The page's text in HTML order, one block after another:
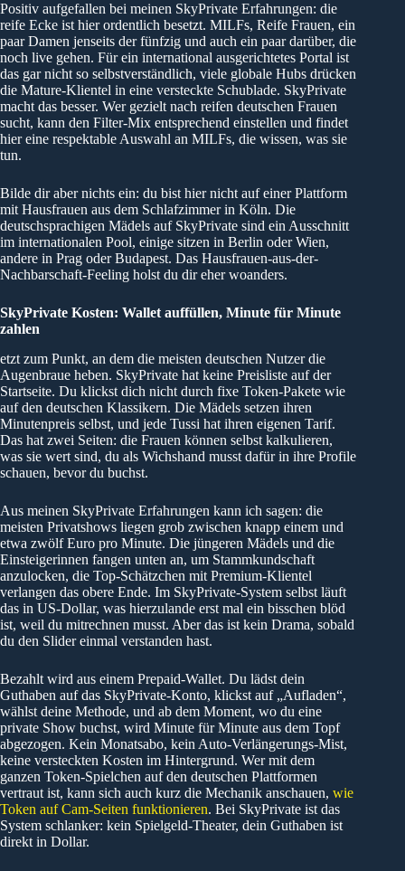
Positiv aufgefallen bei meinen SkyPrivate Erfahrungen: die
reife Ecke ist hier ordentlich besetzt. MILFs, Reife Frauen, ein
paar Damen jenseits der fünfzig und auch ein paar darüber, die
noch live gehen. Für ein international ausgerichtetes Portal ist
das gar nicht so selbstverständlich, viele globale Hubs drücken
die Mature-Klientel in eine versteckte Schublade. SkyPrivate
macht das besser. Wer gezielt nach reifen deutschen Frauen
sucht, kann den Filter-Mix entsprechend einstellen und findet
hier eine respektable Auswahl an MILFs, die wissen, was sie
tun.
Bilde dir aber nichts ein: du bist hier nicht auf einer Plattform
mit Hausfrauen aus dem Schlafzimmer in Köln. Die
deutschsprachigen Mädels auf SkyPrivate sind ein Ausschnitt
im internationalen Pool, einige sitzen in Berlin oder Wien,
andere in Prag oder Budapest. Das Hausfrauen-aus-der-
Nachbarschaft-Feeling holst du dir eher woanders.
SkyPrivate Kosten: Wallet auffüllen, Minute für Minute
zahlen
etzt zum Punkt, an dem die meisten deutschen Nutzer die
Augenbraue heben. SkyPrivate hat keine Preisliste auf der
Startseite. Du klickst dich nicht durch fixe Token-Pakete wie
auf den deutschen Klassikern. Die Mädels setzen ihren
Minutenpreis selbst, und jede Tussi hat ihren eigenen Tarif.
Das hat zwei Seiten: die Frauen können selbst kalkulieren,
was sie wert sind, du als Wichshand musst dafür in ihre Profile
schauen, bevor du buchst.
Aus meinen SkyPrivate Erfahrungen kann ich sagen: die
meisten Privatshows liegen grob zwischen knapp einem und
etwa zwölf Euro pro Minute. Die jüngeren Mädels und die
Einsteigerinnen fangen unten an, um Stammkundschaft
anzulocken, die Top-Schätzchen mit Premium-Klientel
verlangen das obere Ende. Im SkyPrivate-System selbst läuft
das in US-Dollar, was hierzulande erst mal ein bisschen blöd
ist, weil du mitrechnen musst. Aber das ist kein Drama, sobald
du den Slider einmal verstanden hast.
Bezahlt wird aus einem Prepaid-Wallet. Du lädst dein
Guthaben auf das SkyPrivate-Konto, klickst auf „Aufladen“,
wählst deine Methode, und ab dem Moment, wo du eine
private Show buchst, wird Minute für Minute aus dem Topf
abgezogen. Kein Monatsabo, kein Auto-Verlängerungs-Mist,
keine versteckten Kosten im Hintergrund. Wer mit dem
ganzen Token-Spielchen auf den deutschen Plattformen
vertraut ist, kann sich auch kurz die Mechanik anschauen, wie
Token auf Cam-Seiten funktionieren. Bei SkyPrivate ist das
System schlanker: kein Spielgeld-Theater, dein Guthaben ist
direkt in Dollar.